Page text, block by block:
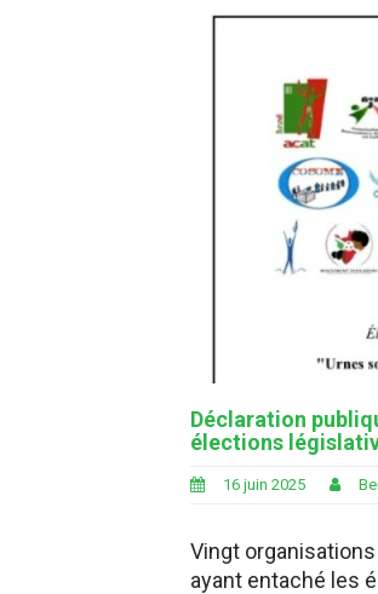
Déclaration
élections
16 juin 2025
Vingt
ayant entaché les